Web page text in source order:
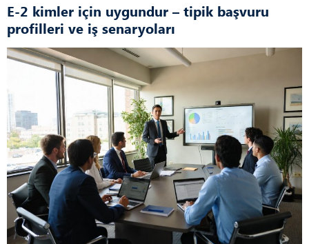
E-2 kimler için uygundur – tipik başvuru
profilleri ve iş senaryoları